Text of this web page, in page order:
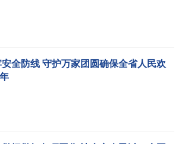
全防线 守护万家团圆确保全省人民欢